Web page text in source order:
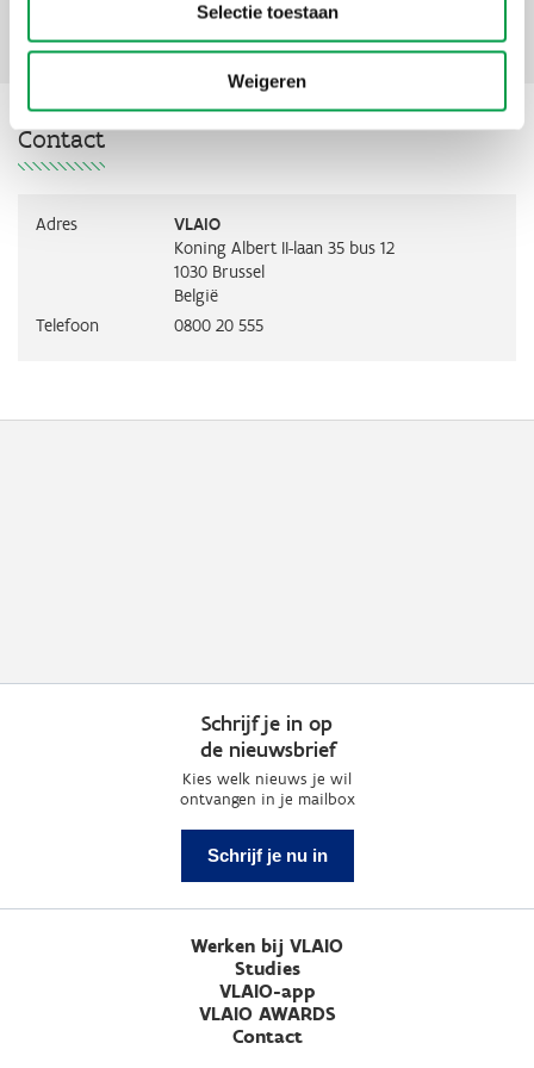
Selectie toestaan
Weigeren
Contact
Adres
VLAIO
Koning Albert II-laan 35 bus 12
1030 Brussel
België
Telefoon
0800 20 555
Schrijf je in op
de nieuwsbrief
Kies welk nieuws je wil
ontvangen in je mailbox
Schrijf je nu in
Werken bij VLAIO
Studies
VLAIO-app
VLAIO AWARDS
Contact